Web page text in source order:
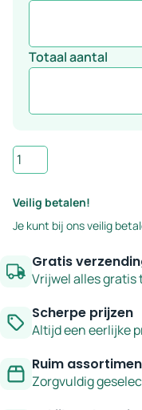
Totaal aantal
Wand-
en
vloertegel
beige
5x15
–
Arans
aantal
Veilig betalen!
Je kunt bij ons veilig
Gratis
Vrijwel alles gratis
Scherpe prijzen
Altijd een eerlijke
Ruim
Zorgvuldig